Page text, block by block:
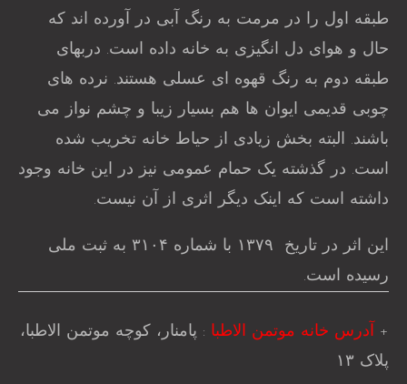
طبقه اول را در مرمت به رنگ آبی در آورده اند که
حال و هوای دل انگیزی به خانه داده است. دربهای
طبقه دوم به رنگ قهوه ای عسلی هستند. نرده های
چوبی قدیمی ایوان ها هم بسیار زیبا و چشم نواز می
باشند. البته بخش زیادی از حیاط خانه تخریب شده
است. در گذشته یک حمام عمومی نیز در این خانه وجود
داشته است که اینک دیگر اثری از آن نیست.
این اثر در تاریخ ۱۳۷۹ با شماره ۳۱۰۴ به ثبت ملی
رسیده است.
+ آدرس خانه موتمن الاطبا : پامنار، کوچه موتمن الاطبا،
پلاک ۱۳